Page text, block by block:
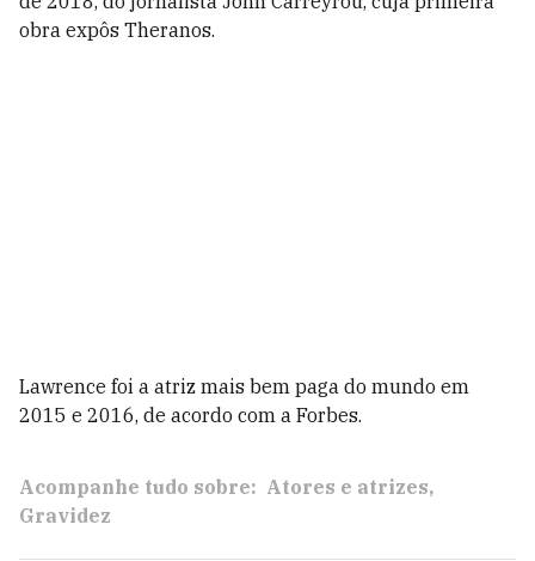
obra expôs Theranos.
Lawrence foi a atriz mais bem paga do mundo em
2015 e 2016, de acordo com a Forbes.
Acompanhe tudo sobre: Atores e atrizes
Gravidez